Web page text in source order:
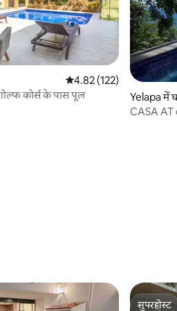
औसत रेटिंग 5 में से 4.82, 122
4.82 (122)
कोर्स के पास पूल
Yelapa में
CASA AT
सुपरहोस्ट